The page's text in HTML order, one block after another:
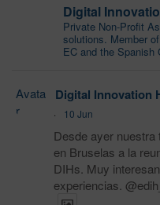
Digital
Private Non-Profit
solutions. Member
EC and the Spanish
Avata
r
Digital Innovation
·
10 Jun
Desde ayer
en Bruselas a la
DIHs. Muy
experiencias.